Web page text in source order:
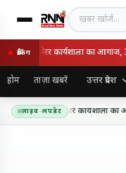
खबर खोजें
ब्रेकिंगव स्कोरर कार्यशाला का आगाज,
होम ताज़ा खबरें उत्तर प्रदेश
लाइव अपडेट
अंपायर व स्कोरर कार्यशाला